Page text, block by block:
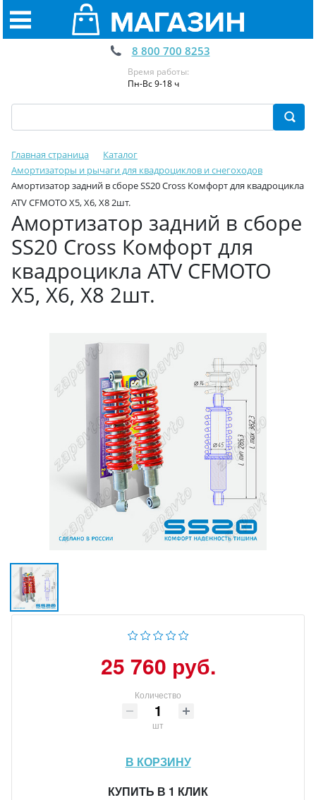
8 800 700 8253
Время работы:
Пн-Вс 9-18 ч
Главная страница
Каталог
Амортизаторы и рычаги для квадроциклов и снегоходов
Амортизатор задний в сборе SS20 Cross Комфорт для квадроцикла
ATV CFMOTO X5, X6, X8 2шт.
Амортизатор задний в сборе
SS20 Cross Комфорт для
квадроцикла ATV CFMOTO
X5, X6, X8 2шт.
25 760 руб.
Количество
шт
В КОРЗИНУ
КУПИТЬ В 1 КЛИК